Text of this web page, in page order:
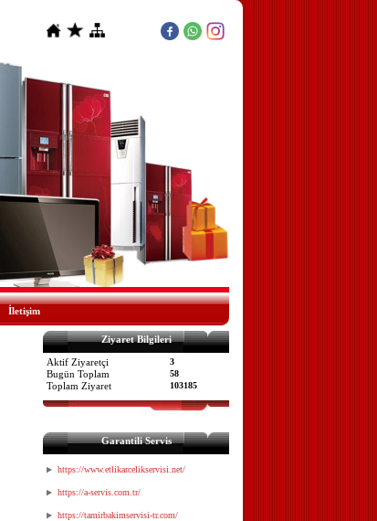
İletişim
Ziyaret Bilgileri
Aktif Ziyaretçi 3
Bugün Toplam 58
Toplam Ziyaret 103185
Garantili Servis
https://www.etlikarcelikservisi.net/
https://a-servis.com.tr/
https://tamirbakimservisi-tr.com/